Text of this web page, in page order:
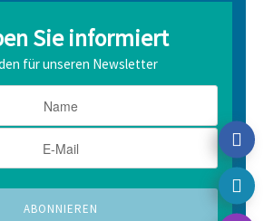
Sie informiert
für unseren Newsletter